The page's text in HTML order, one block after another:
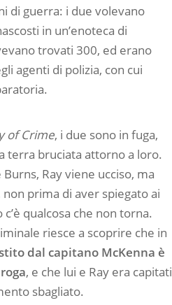
di guerra: i due volevano
in un’enoteca di
trovati 300, ed erano
agenti di polizia, con cui
of Crime, i due sono in fuga,
terra bruciata attorno a loro.
Ray viene ucciso, ma
prima di aver spiegato ai
qualcosa che non torna.
riesce a scoprire che in
dal capitano McKenna è
, e che lui e Ray era capitati
sbagliato.